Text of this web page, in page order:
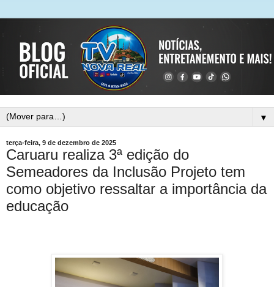
▼
terça-feira, 9 de dezembro de 2025
Caruaru realiza 3ª edição do
Semeadores da Inclusão Projeto tem
como objetivo ressaltar a importância da
educação